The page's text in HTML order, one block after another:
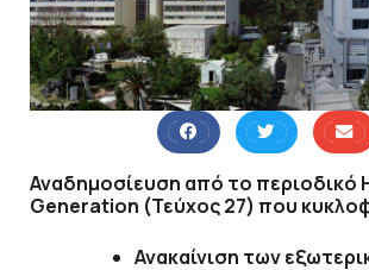
Αναδημοσίευση από το περιοδικό
Generation (Τεύχος 27) που
Ανακαίνιση των